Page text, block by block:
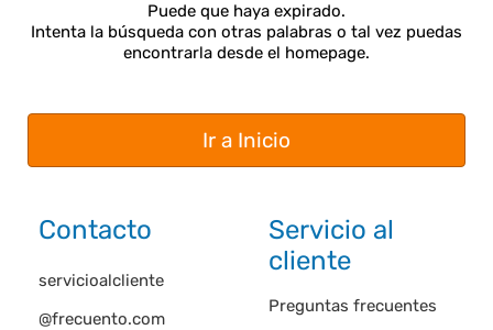
Puede que haya expirado.
Intenta la búsqueda con otras palabras o tal vez puedas
encontrarla desde el homepage.
Ir a Inicio
Contacto
servicioalcliente
@frecuento.com
Servicio al
cliente
Preguntas frecuentes